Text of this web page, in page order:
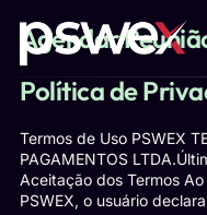
Agendar
Política de
Termos de Uso PSWEX
PAGAMENTOS
Aceitação dos Termos
PSWEX, o usuário